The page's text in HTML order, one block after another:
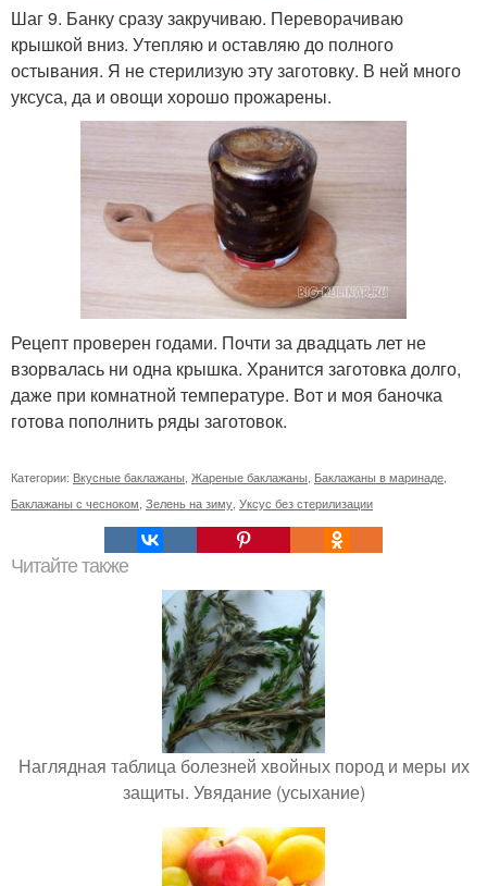
Шаг 9. Банку сразу закручиваю. Переворачиваю
крышкой вниз. Утепляю и оставляю до полного
остывания. Я не стерилизую эту заготовку. В ней много
уксуса, да и овощи хорошо прожарены.
Рецепт проверен годами. Почти за двадцать лет не
взорвалась ни одна крышка. Хранится заготовка долго,
даже при комнатной температуре. Вот и моя баночка
готова пополнить ряды заготовок.
Категории: Вкусные баклажаны Жареные баклажаны Баклажаны в маринаде
Баклажаны с чесноком Зелень на зиму Уксус без стерилизации
Читайте также
Наглядная таблица болезней хвойных пород и меры их
защиты. Увядание (усыхание)